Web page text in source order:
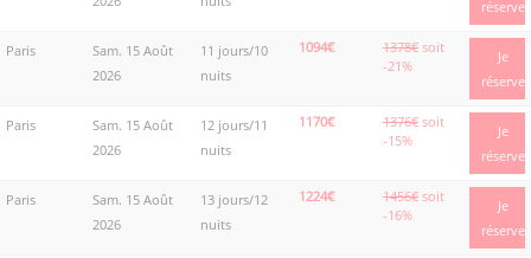
réserve
Paris
Sam. 15 Août
2026
11 jours/10
nuits
1094€ 1378€ soit
-21%
Je
réserve
Paris
Sam. 15 Août
2026
12 jours/11
nuits
1170€ 1376€ soit
-15%
Je
réserve
Paris
Sam. 15 Août
2026
13 jours/12
nuits
1224€ 1456€ soit
-16%
Je
réserve